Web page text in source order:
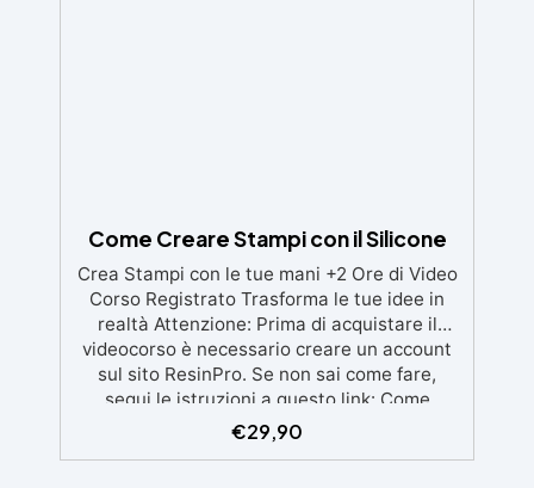
Come Creare Stampi con il Silicone
Crea Stampi con le tue mani +2 Ore di Video
Corso Registrato Trasforma le tue idee in
realtà Attenzione: Prima di acquistare il
videocorso è necessario creare un account
sul sito ResinPro. Se non sai come fare,
segui le istruzioni a questo link: Come
registrare un account su ResinPro Guarda
ora Video di presentazione del Corso👇👇
€29,90